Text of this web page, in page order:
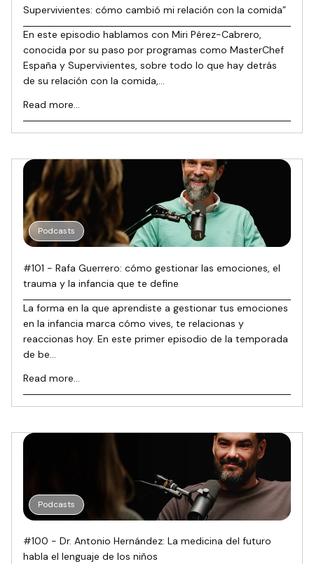
Supervivientes: cómo cambió mi relación con la comida”
En este episodio hablamos con Miri Pérez-Cabrero,
conocida por su paso por programas como MasterChef
España y Supervivientes, sobre todo lo que hay detrás
de su relación con la comida,...
Read more...
Podcasts
#101 - Rafa Guerrero: cómo gestionar las emociones, el
trauma y la infancia que te define
La forma en la que aprendiste a gestionar tus emociones
en la infancia marca cómo vives, te relacionas y
reaccionas hoy. En este primer episodio de la temporada
de be...
Read more...
Podcasts
#100 - Dr. Antonio Hernández: La medicina del futuro
habla el lenguaje de los niños